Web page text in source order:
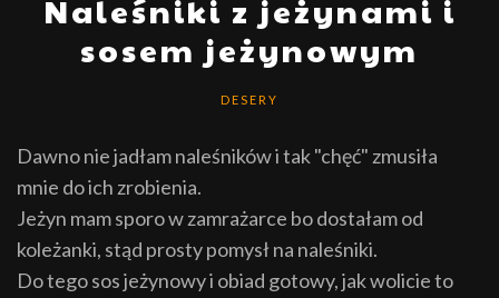
Naleśniki z jeżynami i
sosem jeżynowym
DESERY
Dawno nie jadłam naleśników i tak "chęć" zmusiła
mnie do ich zrobienia.
Jeżyn mam sporo w zamrażarce bo dostałam od
koleżanki, stąd prosty pomysł na naleśniki.
Do tego sos jeżynowy i obiad gotowy, jak wolicie to